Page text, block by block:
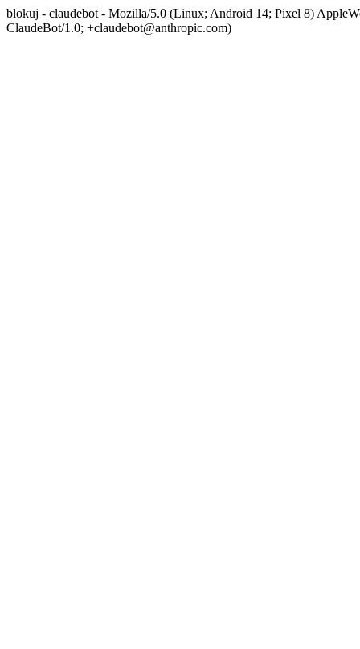
blokuj - claudebot - Mozilla/5.0 (Linux; Android 14; Pixel 8)
ClaudeBot/1.0; +claudebot@anthropic.com)